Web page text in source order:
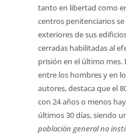
tanto en libertad como
centros penitenciarios
exteriores de sus
cerradas habilitadas al
prisión en el último mes.
entre los hombres y en
autores, destaca que el
con 24 años o menos
últimos 30 días, siendo
población general no